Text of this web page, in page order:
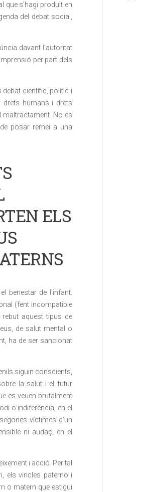
que s’hagi produït en
del debat social,
davant l’autoritat
per part dels
científic, polític i
drets humans i drets
maltractament. No es
posar remei a una
ELS
benestar de l’infant.
(fent incompatible
rebut aquest tipus de
de salut mental o
ha de ser sancionat
siguin conscients,
la salut i el futur
es veuen brutalment
o indiferència, en el
víctimes d’un
ni audaç, en el
i acció. Per tal
els vincles paterno i
o matern que estigui